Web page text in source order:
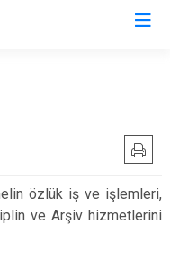
özlük iş ve işlemleri,
ve Arşiv hizmetlerini